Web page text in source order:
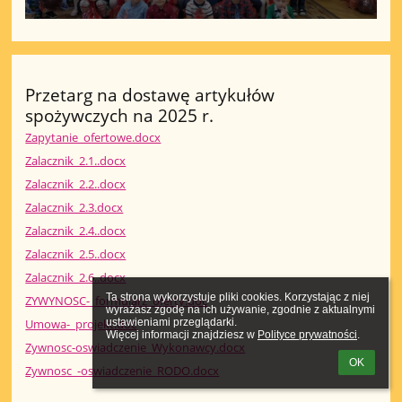
Ta strona wykorzystuje pliki cookies. Korzystając z niej
wyrażasz zgodę na ich używanie, zgodnie z aktualnymi
ustawieniami przeglądarki.
Więcej informacji znajdziesz w Polityce prywatności.
OK
Przetarg na dostawę artykułów
spożywczych na 2025 r.
Zapytanie_ofertowe.docx
Zalacznik_2.1..docx
Zalacznik_2.2..docx
Zalacznik_2.3.docx
Zalacznik_2.4..docx
Zalacznik_2.5..docx
Zalacznik_2.6..docx
ZYWYNOSC-_formularz_oferty.doc
Umowa-_projekt.doc
Zywnosc-oswiadczenie_Wykonawcy.docx
Zywnosc_-oswiadczenie_RODO.docx